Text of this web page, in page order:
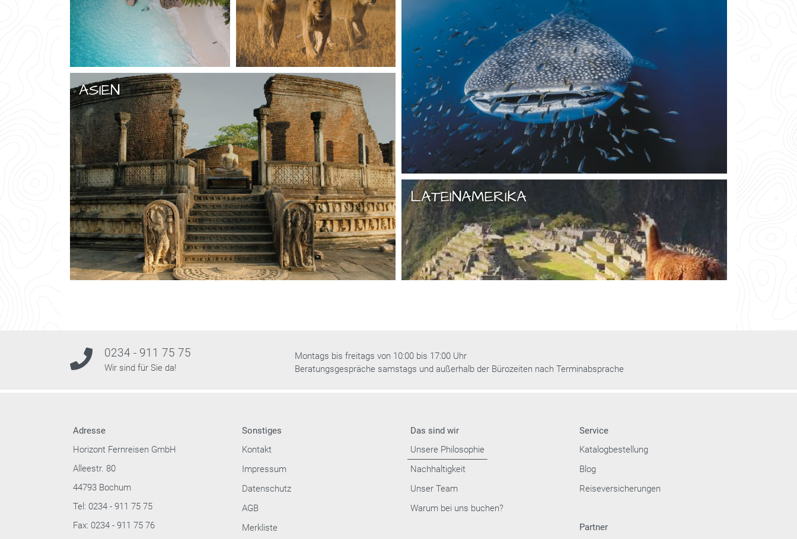
ASIEN
LATEINAMERIKA
0234 - 911 75 75
Wir sind für Sie da!
Montags bis freitags von 10:00 bis 17:00 Uhr
Beratungsgespräche samstags und außerhalb der Bürozeiten nach Terminabsprache
Adresse
Horizont Fernreisen GmbH
Alleestr. 80
44793 Bochum
Tel: 0234 - 911 75 75
Fax: 0234 - 911 75 76
Sonstiges
Kontakt
Impressum
Datenschutz
AGB
Merkliste
Das sind wir
Unsere Philosophie
Nachhaltigkeit
Unser Team
Warum bei uns buchen?
Service
Katalogbestellung
Blog
Reiseversicherungen
Partner